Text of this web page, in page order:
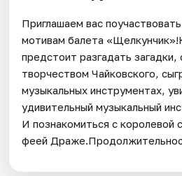
Приглашаем вас
мотивам балета
предстоит разгадать
творчеством Чайковского,
музыкальных инструментах,
удивительный музыкальный
И познакомиться с королевой
феей